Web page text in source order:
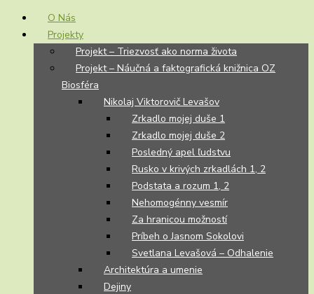
O Nás
Projekty
Projekt – Triezvosť ako norma života
Projekt – Náučná a faktografická knižnica OZ
Biosféra
Nikolaj Viktorovič Levašov
Zrkadlo mojej duše 1
Zrkadlo mojej duše 2
Posledný apel ľudstvu
Rusko v krivých zrkadlách 1, 2
Podstata a rozum 1, 2
Nehomogénny vesmír
Za hranicou možností
Príbeh o Jasnom Sokolovi
Svetlana Levašová – Odhalenie
Architektúra a umenie
Dejiny